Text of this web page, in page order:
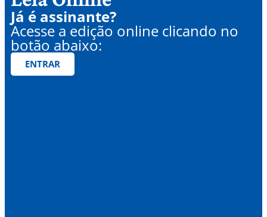
Já é assinante?
Acesse a edição online clicando no
botão abaixo:
ENTRAR